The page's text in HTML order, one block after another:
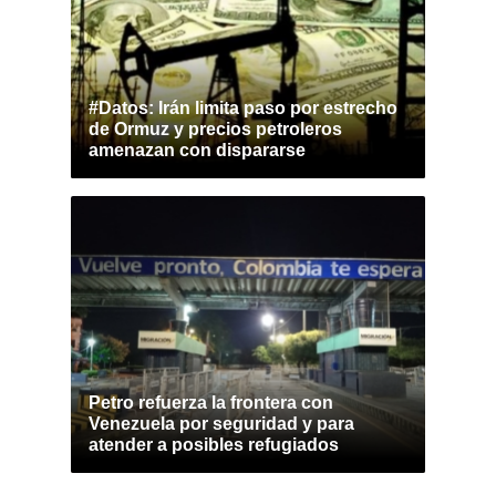
#Datos: Irán limita paso por estrecho
de Ormuz y precios petroleros
amenazan con dispararse
Petro refuerza la frontera con
Venezuela por seguridad y para
atender a posibles refugiados